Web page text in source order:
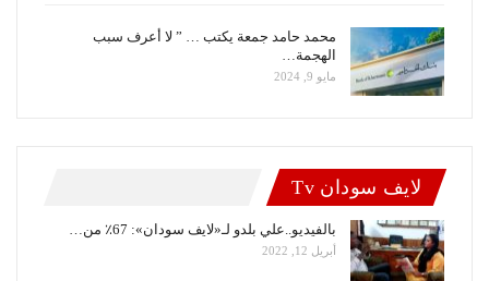
محمد حامد جمعة يكتب … ” لا أعرف سبب
الهجمة…
مايو 9, 2024
لايف سودان Tv
بالفيديو..علي بلدو لـ«لايف سودان»: 67٪ من…
أبريل 12, 2022